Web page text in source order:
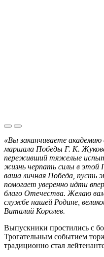
«Вы заканчиваете академию
маршала Победы Г. К.
переживший тяжелые
жизнь черпать силы в этой
ваша личная Победа, пусть
помогает уверенно идти
благо Отечества. Желаю
службе нашей Родине,
Виталий Королев.
Выпускники простились с
Трогательным событием
традиционно стал